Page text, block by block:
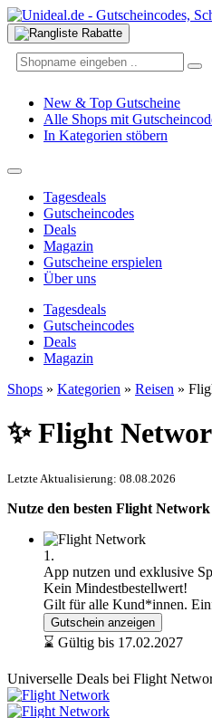
New & Top Gutscheine
Alle Shops mit
In Kategorien stöbern
Tagesdeals
Gutscheincodes
Deals
Magazin
Gutscheine erspielen
Über uns
Tagesdeals
Gutscheincodes
Deals
Magazin
Shops » Kategorien » Reisen »
✨ Flight
Letzte Aktualisierung: 08.08.2026
Nutze den besten Flight
1.
App nutzen und exklusive
Kein Mindestbestellwert!
Gilt für alle Kund*innen.
Gutschein anzeigen
⌛ Gültig bis 17.02.2027
Universelle Deals bei Flight